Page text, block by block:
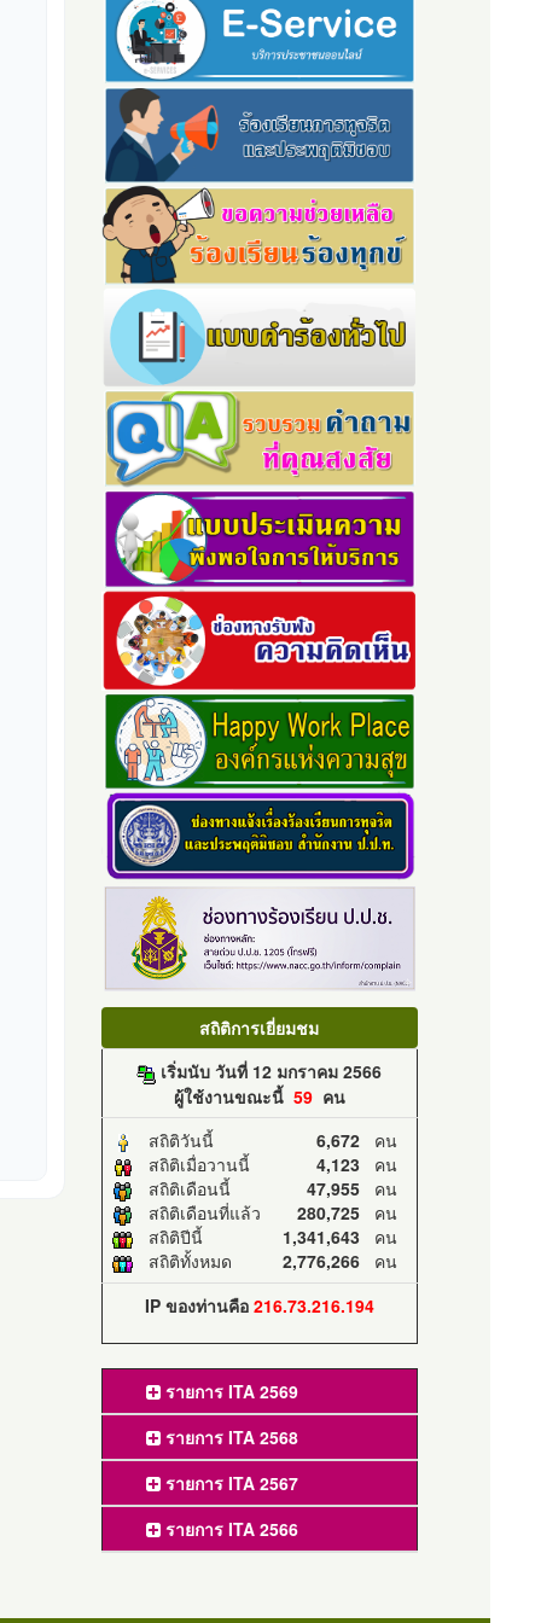
สถิติการเยี่ยมชม
เริ่มนับ วันที่ 12 มกราคม 2566
ผู้ใช้งานขณะนี้ 59คน
สถิติวันนี้
6,672คน
สถิติเมื่อวานนี้
4,123คน
สถิติเดือนนี้
47,955คน
สถิติเดือนที่แล้ว
280,725คน
สถิติปีนี้
1,341,643คน
สถิติทั้งหมด
2,776,266คน
IP ของท่านคือ 216.73.216.194
รายการ ITA 2569
รายการ ITA 2568
รายการ ITA 2567
รายการ ITA 2566